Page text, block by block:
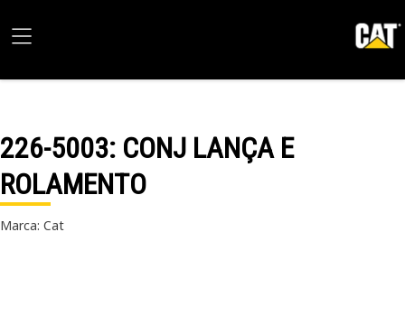
226-5003: CONJ LANÇA E
ROLAMENTO
Marca: Cat